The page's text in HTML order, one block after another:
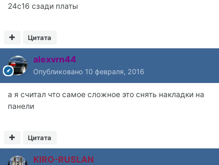
24с16 сзади платы
Цитата
alexvrn44
Опубликовано 10 февраля, 2016
а я считал что самое сложное это снять накладки на
панели
Цитата
KIRO-RUSLAN